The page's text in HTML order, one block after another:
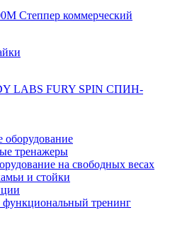
Степпер коммерческий
LABS FURY SPIN СПИН-
оборудование
тренажеры
на свободных весах
и стойки
тренинг